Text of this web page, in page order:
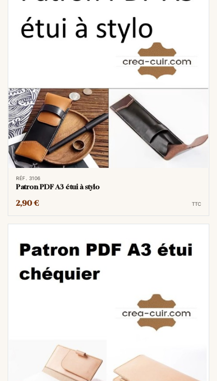
garantissant un résultat final dont vous
pourrez être fier.
Pourquoi choisir nos
patrons "Facile à réaliser" ?
Apprentissage Progressif :
bases de la couture à la main (point
sellier) sans vous décourager.
Téléchargement Instantané :Imprimez
votre gabarit chez vous au format A4 et
commencez à créer immédiatement.
optimisés pour utiliser de petites surfaces
Instructions Claires :Nos patrons
couture pour un assemblage sans erreur.
Que vous souhaitiez fabriquer votre premier
porte-carte, un porte-clés minimaliste ou une
vos meilleurs alliés pour passer du rêve à la
A4 ou A3 : Lequel choisir ?
Pour bien comprendre la différence,
imaginez une feuille de papier classique,
RÉF. 3106
Patron PDF A3 étui à stylo
2,90 € TTC